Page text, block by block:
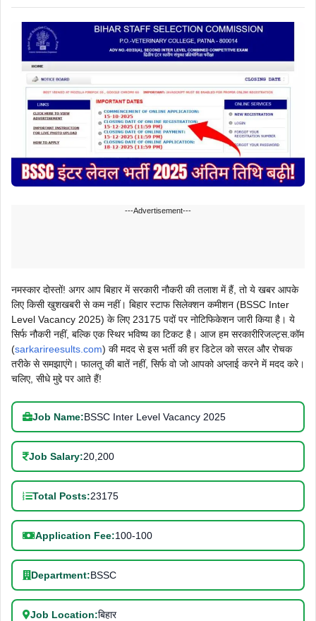
---Advertisement---
नमस्कार दोस्तों! अगर आप बिहार में सरकारी नौकरी की तलाश में हैं, तो ये खबर आपके
लिए किसी खुशखबरी से कम नहीं। बिहार स्टाफ सिलेक्शन कमीशन (BSSC Inter
Level Vacancy 2025) के लिए 23175 पदों पर नोटिफिकेशन जारी किया है। ये
सिर्फ नौकरी नहीं, बल्कि एक स्थिर भविष्य का टिकट है। आज हम सरकारीरिजल्ट्स.कॉम
(sarkarireesults.com) की मदद से इस भर्ती की हर डिटेल को सरल और रोचक
तरीके से समझाएंगे। फालतू की बातें नहीं, सिर्फ वो जो आपको अप्लाई करने में मदद करे।
चलिए, सीधे मुद्दे पर आते हैं!
Job Name:BSSC Inter Level Vacancy 2025
Job Salary:20,200
Total Posts:23175
Application Fee:100-100
Department:BSSC
Job Location:बिहार